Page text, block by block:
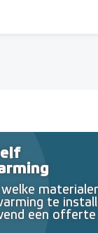
te
een offerte